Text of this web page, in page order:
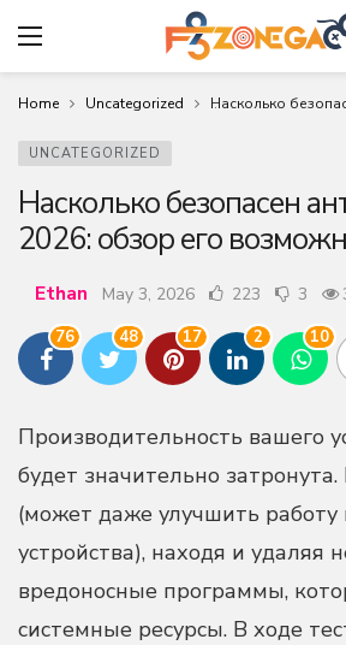
Home Uncategorized Насколько
UNCATEGORIZED
Насколько безопасен
2026: обзор его
Ethan May 3, 2026 223 3
76 48 17 2 10
Производительность вашего
будет значительно
(может даже улучшить работу
устройства), находя и удаляя
вредоносные программы,
системные ресурсы. В ходе